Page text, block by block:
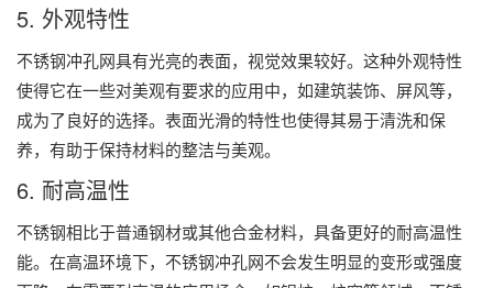
5. 外观特性
不锈钢冲孔网具有光亮的表面，视觉效果较好。这种外观特性
使得它在一些对美观有要求的应用中，如建筑装饰、屏风等，
成为了良好的选择。表面光滑的特性也使得其易于清洗和保
养，有助于保持材料的整洁与美观。
6. 耐高温性
不锈钢相比于普通钢材或其他合金材料，具备更好的耐高温性
能。在高温环境下，不锈钢冲孔网不会发生明显的变形或强度